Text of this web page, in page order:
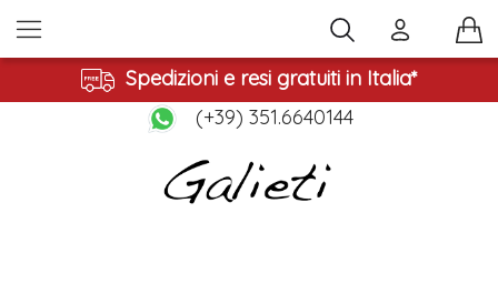
Spedizioni e resi gratuiti in Italia*
(+39) 351.6640144